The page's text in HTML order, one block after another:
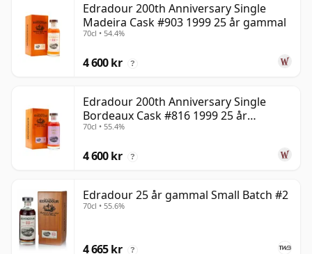
Edradour 200th Anniversary Single
Madeira Cask #903 1999 25 år gammal
70cl • 54.4%
4 600 kr ?
Edradour 200th Anniversary Single
Bordeaux Cask #816 1999 25 år
gammal
70cl • 55.4%
4 600 kr ?
Edradour 25 år gammal Small Batch #2
70cl • 55.6%
4 665 kr ?